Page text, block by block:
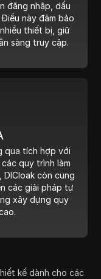
đăng nhập, dấu
này đảm bảo
thiết bị, giữ
sàng truy cập.
qua tích hợp với
quy trình làm
còn cung
các giải pháp tự
xây dựng quy
kế dành cho các